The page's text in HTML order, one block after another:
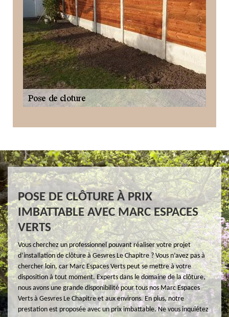
POSE DE CLÔTURE À PRIX
IMBATTABLE AVEC MARC ESPACES
VERTS
Vous cherchez un professionnel pouvant réaliser votre projet
d’installation de clôture à Gesvres Le Chapitre ? Vous n’avez pas à
chercher loin, car Marc Espaces Verts peut se mettre à votre
disposition à tout moment. Experts dans le domaine de la clôture,
nous avons une grande disponibilité pour tous nos Marc Espaces
Verts à Gesvres Le Chapitre et aux environs. En plus, notre
prestation est proposée avec un prix imbattable. Ne vous inquiétez